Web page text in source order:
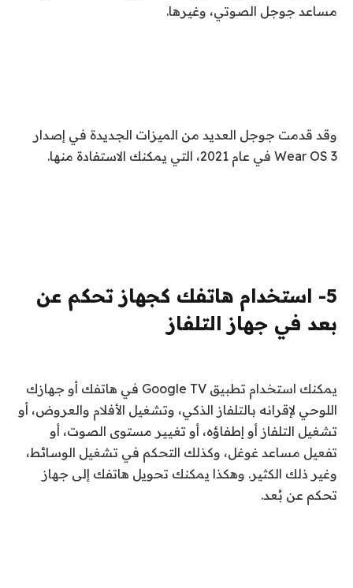
مساعد جوجل الصوتي، وغيرها.
وقد قدمت جوجل العديد من الميزات الجديدة في إصدار
Wear OS 3 في عام 2021، التي يمكنك الاستفادة منها.
5- استخدام هاتفك كجهاز تحكم عن
بعد في جهاز التلفاز
يمكنك استخدام تطبيق Google TV في هاتفك أو جهازك
اللوحي لإقرانه بالتلفاز الذكي، وتشغيل الأفلام والعروض، أو
تشغيل التلفاز أو إطفاؤه، أو تغيير مستوى الصوت، أو
تفعيل مساعد غوغل، وكذلك التحكم في تشغيل الوسائط،
وغير ذلك الكثير. وهكذا يمكنك تحويل هاتفك إلى جهاز
تحكم عن بُعد.